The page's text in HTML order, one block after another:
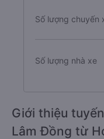
Số lượng chuyến
Số lượng nhà xe
Giới thiệu
Lâm Đồng từ